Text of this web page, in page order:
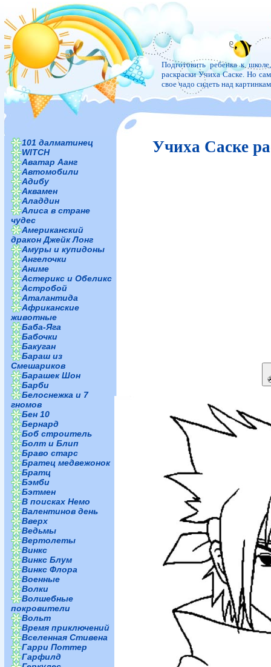
Подготовить ребенка к
раскраски Учиха Саске. Но
свое чадо сидеть над
101 далматинец
WITCH
Аватар Аанг
Автомобили
Адибу
Аквамен
Аладдин
Алиса в стране
чудес
Американский
дракон Джейк Лонг
Амуры и купидоны
Ангелочки
Аниме
Астерикс и Обеликс
Астробой
Аталантида
Африканские
животные
Баба-Яга
Бабочки
Бакуган
Бараш из
Смешариков
Барашек Шон
Барби
Белоснежка и 7
гномов
Бен 10
Бернард
Боб строитель
Болт и Блип
Браво старс
Братец медвежонок
Братц
Бэмби
Бэтмен
В поисках Немо
Валентинов день
Вверх
Ведьмы
Вертолеты
Винкс
Винкс Блум
Винкс Флора
Военные
Волки
Волшебные
покровители
Вольт
Время приключений
Вселенная Стивена
Гарри Поттер
Гарфилд
Учиха Саске